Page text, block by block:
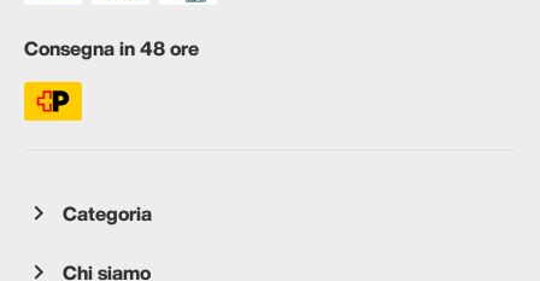
Consegna in 48 ore
Categoria
Chi siamo